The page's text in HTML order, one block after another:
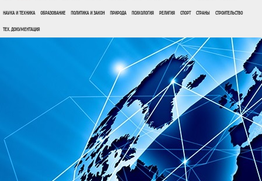
НАУКА И ТЕХНИКА ОБРАЗОВАНИЕ ПОЛИТИКА И ЗАКОН ПРИРОДА ПСИХОЛОГИЯ РЕЛИГИЯ СПОРТ СТРАНЫ СТРОИТЕЛЬСТВО
ТЕХ. ДОКУМЕНТАЦИЯ